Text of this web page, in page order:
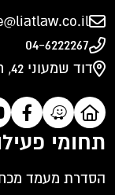
04-6222267
דוד שמעוני 42, חדרה
תחומי
הסדרת מעמד מכח